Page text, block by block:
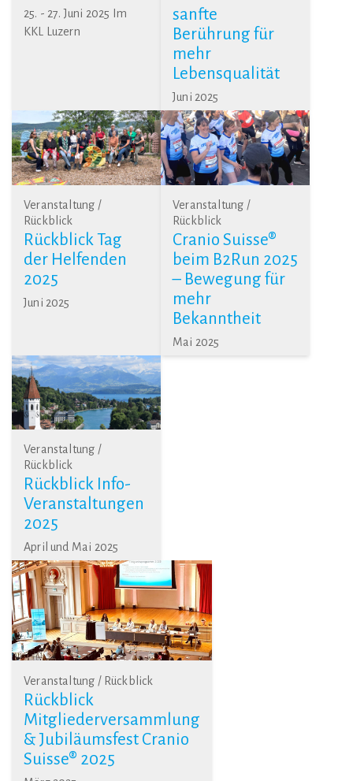
25. - 27. Juni 2025 Im
KKL Luzern
sanfte
Berührung für
mehr
Lebensqualität
Juni 2025
Veranstaltung /
Rückblick
Rückblick Tag
der Helfenden
2025
Juni 2025
Veranstaltung /
Rückblick
Cranio Suisse®
beim B2Run 2025
– Bewegung für
mehr
Bekanntheit
Mai 2025
Veranstaltung /
Rückblick
Rückblick Info-
Veranstaltungen
2025
April und Mai 2025
Veranstaltung / Rückblick
Rückblick
Mitgliederversammlung
& Jubiläumsfest Cranio
Suisse® 2025